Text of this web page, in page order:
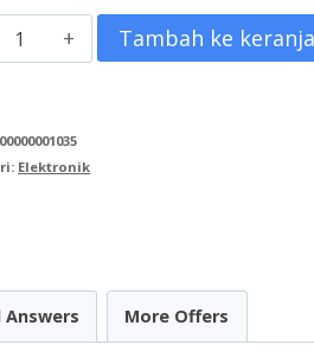
Kuantitas
Tambah ke
Elektronik
More Offers